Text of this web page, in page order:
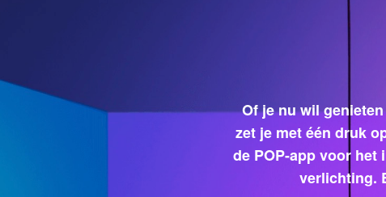
Of je nu wil
zet je met één druk
de POP-app voor
verlichting.